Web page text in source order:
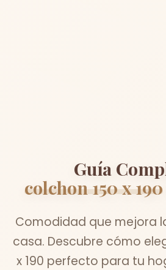
Guía
colchon 150 x 190
Comodidad que mejora
casa. Descubre cómo
x 190 perfecto para tu